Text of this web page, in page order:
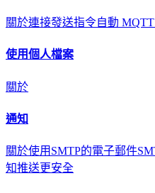
關於連接發送指令自動 MQTT
使用個人檔案
關於
通知
關於使用SMTP的電子郵件
知推送更安全